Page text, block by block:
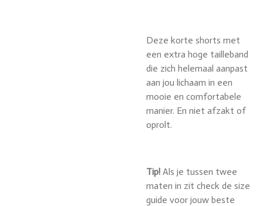
Deze korte shorts met
een extra hoge tailleband
die zich helemaal aanpast
aan jou lichaam in een
mooie en comfortabele
manier. En niet afzakt of
oprolt.
Tip! Als je tussen twee
maten in zit check de size
guide voor jouw beste